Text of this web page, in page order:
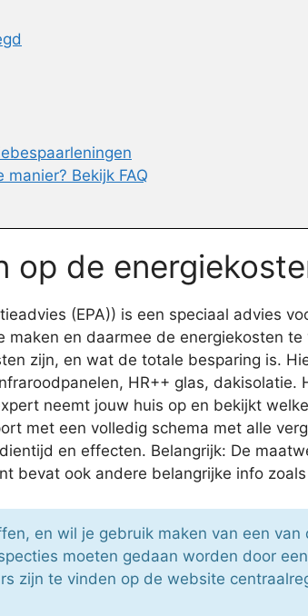
Bekijk FAQ
op de
(EPA)) is een speciaal advies
en daarmee de energiekosten
zijn, en wat de totale besparing is.
HR++ glas, dakisolatie.
neemt jouw huis op en bekijkt
met een volledig schema met alle
en effecten. Belangrijk: De
bevat ook andere belangrijke info
en wil je gebruik maken van een
moeten gedaan worden door
zijn te vinden op de website